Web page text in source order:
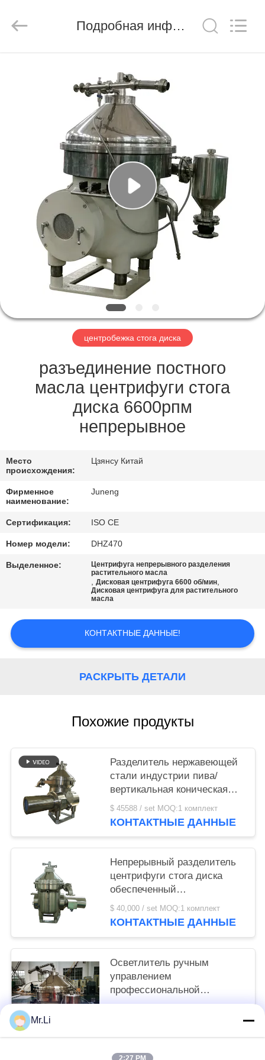
СТРАНИЦА
ПРОДУКЦИЯ
РОЛИКИ
КОМПАНИИ
ЭКСКУРСИЯ
ЗАВОДУ
КОНТРОЛЬ
КАЧЕСТВА
СВЯЖИТЕСЬ
НОВОСТИ
СЛУЧАИ
NEWS
PRIVACY
LTD..
Подробная информация о продукте
центробежка стога диска
разъединение постного
масла центрифуги стога
диска 6600рпм
непрерывное
Место
происхождения:
Цзянсу Китай
Фирменное
наименование:
Juneng
Сертификация: ISO CE
Номер модели: DHZ470
Выделенное:
Центрифуга непрерывного разделения
растительного масла
,Дисковая центрифуга 6600 об/мин,
Дисковая центрифуга для растительного
масла
КОНТАКТНЫЕ ДАННЫЕ!
РАСКРЫТЬ ДЕТАЛИ
Похожие продукты
Разделитель нержавеющей
стали индустрии пива/
вертикальная коническая
центрифуга диска
$ 45588 / set MOQ:1 комплект
КОНТАКТНЫЕ ДАННЫЕ
Непрерывный разделитель
центрифуги стога диска
обеспеченный
обслуживаний после
продажи
$ 40,000 / set MOQ:1 комплект
КОНТАКТНЫЕ ДАННЫЕ
Осветлитель ручным
управлением
профессиональной
центрифуги стога диска
Mr.Li
2:27 PM